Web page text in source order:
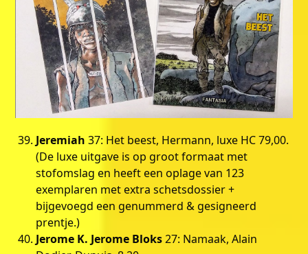
Jeremiah 37: Het beest, Hermann, luxe HC 79,00.
(De luxe uitgave is op groot formaat met
stofomslag en heeft een oplage van 123
exemplaren met extra schetsdossier +
bijgevoegd een genummerd & gesigneerd
prentje.)
Jerome K. Jerome Bloks27: Namaak, Alain